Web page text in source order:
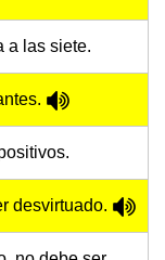
a las siete.
desvirtuado.